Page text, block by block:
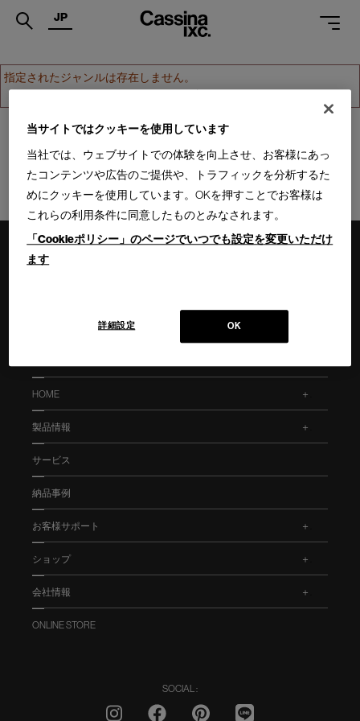
.
SERVICES
PROJECTS
MAGAZINE
SHOPS
PROFESSIONAL
JP
指定されたジャンルは存在しません。
ホームへ戻る
HOME
製品情報
サービス
納品事例
お客様サポート
ショップ
会社情報
ONLINE STORE
SOCIAL :
当サイトではクッキーを使用しています
当社では、ウェブサイトでの体験を向上させ、お客様にあっ
たコンテンツや広告のご提供や、トラフィックを分析するた
めにクッキーを使用しています。OKを押すことでお客様は
これらの利用条件に同意したものとみなされます。
「Cookieポリシー」のページでいつでも設定を変更いただけ
ます
OK
詳細設定